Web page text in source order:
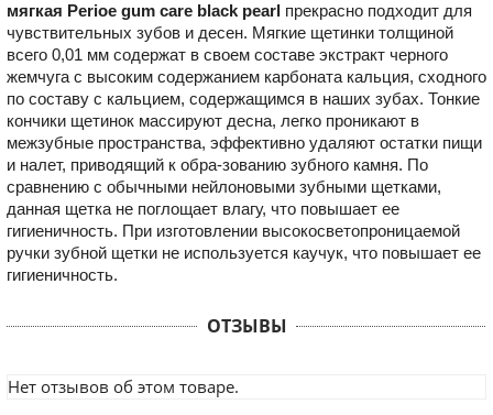
мягкая Perioe gum care black pearl прекрасно подходит для
чувствительных зубов и десен. Мягкие щетинки толщиной
всего 0,01 мм содержат в своем составе экстракт черного
жемчуга с высоким содержанием карбоната кальция, сходного
по составу с кальцием, содержащимся в наших зубах. Тонкие
кончики щетинок массируют десна, легко проникают в
межзубные пространства, эффективно удаляют остатки пищи
и налет, приводящий к обра-зованию зубного камня. По
сравнению с обычными нейлоновыми зубными щетками,
данная щетка не поглощает влагу, что повышает ее
гигиеничность. При изготовлении высокосветопроницаемой
ручки зубной щетки не используется каучук, что повышает ее
гигиеничность.
ОТЗЫВЫ
Нет отзывов об этом товаре.